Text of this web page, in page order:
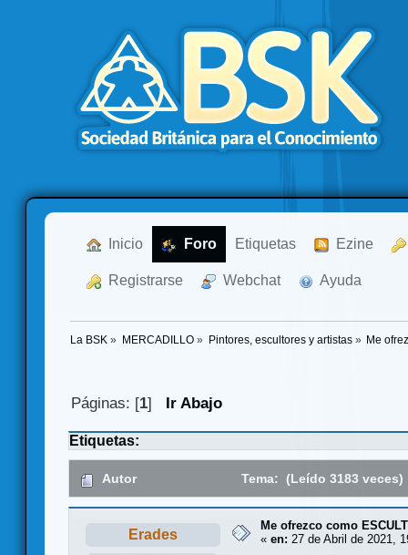
Inicio Foro Etiquetas Ezine
Registrarse Webchat Ayuda
La BSK » MERCADILLO» Pintores, escultores y artistas» Me
Páginas: [1] Ir Abajo
Etiquetas:
Autor Tema: (Leído 3183 veces)
Erades
Me ofrezco como
« en: 27 de Abril de 2021,